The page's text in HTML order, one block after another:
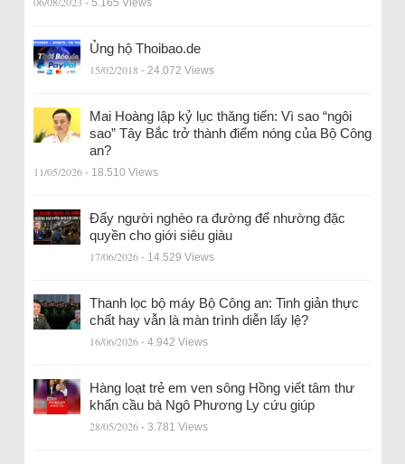
- 5.165 Views
Ủng hộ Thoibao.de
15/02/2018 - 24.072 Views
Mai Hoàng lập kỷ lục thăng tiến: Vì sao “ngôi
sao” Tây Bắc trở thành điểm nóng của Bộ Công
an?
11/05/2026 - 18.510 Views
Đẩy người nghèo ra đường để nhường đặc
quyền cho giới siêu giàu
17/06/2026 - 14.529 Views
Thanh lọc bộ máy Bộ Công an: Tinh giản thực
chất hay vẫn là màn trình diễn lấy lệ?
16/06/2026 - 4.942 Views
Hàng loạt trẻ em ven sông Hồng viết tâm thư
khẩn cầu bà Ngô Phương Ly cứu giúp
28/05/2026 - 3.781 Views